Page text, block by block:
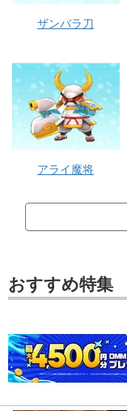
ザンバラ刀
アライ魔将
おすすめ特集